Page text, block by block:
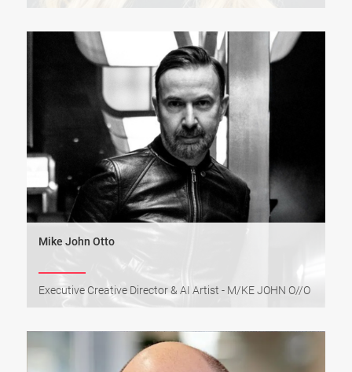
Mike John Otto
Executive Creative Director & AI Artist - M/KE JOHN O//O